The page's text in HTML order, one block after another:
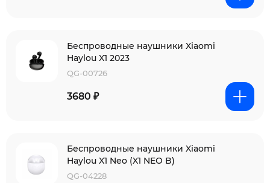
Беспроводные наушники Xiaomi
Haylou X1 2023
QG-00726
3680 ₽
Беспроводные наушники Xiaomi
Haylou X1 Neo (X1 NEO B)
QG-04228